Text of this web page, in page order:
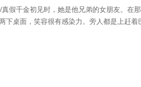
千金初见时，她是他兄弟的女朋友。在
下桌面，笑容很有感染力。旁人都是上赶着
微顿，稍一挑眉，朝她望来。此后交际寥寥